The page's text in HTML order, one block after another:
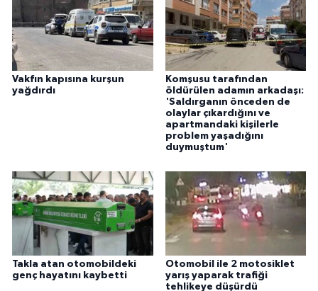
Vakfın kapısına kurşun
yağdırdı
Komşusu tarafından
öldürülen adamın arkadaşı:
'Saldırganın önceden de
olaylar çıkardığını ve
apartmandaki kişilerle
problem yaşadığını
duymuştum'
Takla atan otomobildeki
genç hayatını kaybetti
Otomobil ile 2 motosiklet
yarış yaparak trafiği
tehlikeye düşürdü